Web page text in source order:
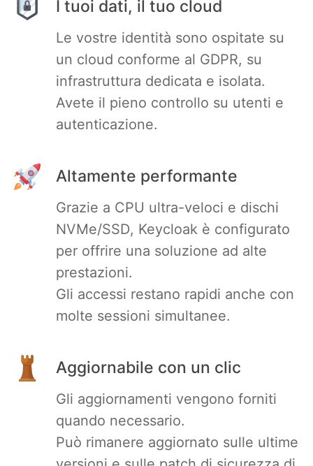
I tuoi dati, il tuo cloud
Le vostre identità sono ospitate su
un cloud conforme al GDPR, su
infrastruttura dedicata e isolata.
Avete il pieno controllo su utenti e
autenticazione.
Altamente performante
Grazie a CPU ultra-veloci e dischi
NVMe/SSD, Keycloak è configurato
per offrire una soluzione ad alte
prestazioni.
Gli accessi restano rapidi anche con
molte sessioni simultanee.
Aggiornabile con un clic
Gli aggiornamenti vengono forniti
quando necessario.
Può rimanere aggiornato sulle ultime